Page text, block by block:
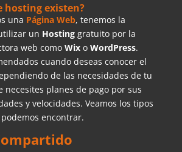
hosting existen?
una Página Web, tenemos la
un Hostinggratuito por la
web como Wixo WordPress.
cuando deseas conocer el
de las necesidades de tu
necesites planes de pago por sus
y velocidades. Veamos los tipos
encontrar.